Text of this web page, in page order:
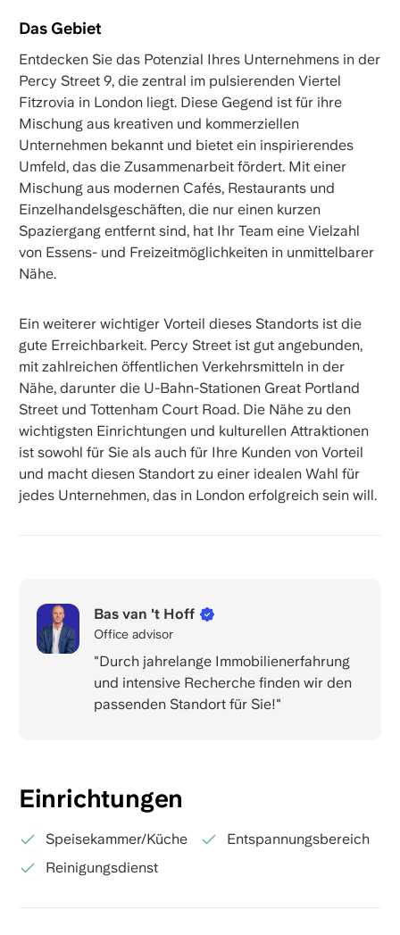
Das Gebiet
Entdecken Sie das Potenzial Ihres Unternehmens in der
Percy Street 9, die zentral im pulsierenden Viertel
Fitzrovia in London liegt. Diese Gegend ist für ihre
Mischung aus kreativen und kommerziellen
Unternehmen bekannt und bietet ein inspirierendes
Umfeld, das die Zusammenarbeit fördert. Mit einer
Mischung aus modernen Cafés, Restaurants und
Einzelhandelsgeschäften, die nur einen kurzen
Spaziergang entfernt sind, hat Ihr Team eine Vielzahl
von Essens- und Freizeitmöglichkeiten in unmittelbarer
Nähe.
Ein weiterer wichtiger Vorteil dieses Standorts ist die
gute Erreichbarkeit. Percy Street ist gut angebunden,
mit zahlreichen öffentlichen Verkehrsmitteln in der
Nähe, darunter die U-Bahn-Stationen Great Portland
Street und Tottenham Court Road. Die Nähe zu den
wichtigsten Einrichtungen und kulturellen Attraktionen
ist sowohl für Sie als auch für Ihre Kunden von Vorteil
und macht diesen Standort zu einer idealen Wahl für
jedes Unternehmen, das in London erfolgreich sein will.
Bas van 't Hoff
Office advisor
"Durch jahrelange Immobilienerfahrung
und intensive Recherche finden wir den
passenden Standort für Sie!"
Einrichtungen
Speisekammer/Küche
Entspannungsbereich
Reinigungsdienst